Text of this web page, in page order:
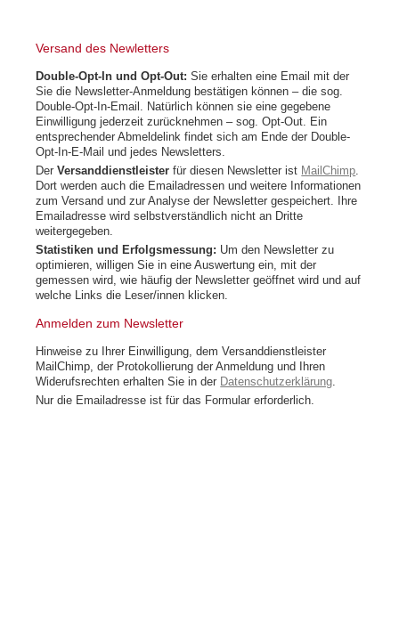
Versand des Newletters
Double-Opt-In und Opt-Out: Sie erhalten eine Email mit der
Sie die Newsletter-Anmeldung bestätigen können – die sog.
Double-Opt-In-Email. Natürlich können sie eine gegebene
Einwilligung jederzeit zurücknehmen – sog. Opt-Out. Ein
entsprechender Abmeldelink findet sich am Ende der Double-
Opt-In-E-Mail und jedes Newsletters.
DerVersanddienstleister für diesen Newsletter ist MailChimp.
Dort werden auch die Emailadressen und weitere Informationen
zum Versand und zur Analyse der Newsletter gespeichert. Ihre
Emailadresse wird selbstverständlich nicht an Dritte
weitergegeben.
Statistiken und Erfolgsmessung: Um den Newsletter zu
optimieren, willigen Sie in eine Auswertung ein, mit der
gemessen wird, wie häufig der Newsletter geöffnet wird und auf
welche Links die Leser/innen klicken.
Anmelden zum Newsletter
Hinweise zu Ihrer Einwilligung, dem Versanddienstleister
MailChimp, der Protokollierung der Anmeldung und Ihren
Widerufsrechten erhalten Sie in der Datenschutzerklärung
Nur die Emailadresse ist für das Formular erforderlich.